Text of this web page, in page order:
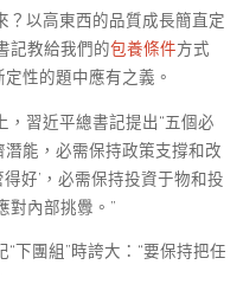
？以高東西的品質成長簡直定
記教給我們的包養條件方式
性的題中應有之義。
習近平總書記提出“五個必
潛能，必需保持政策支撐和改
得好’，必需保持投資于物和投
對內部挑釁。”
下團組”時誇大：“要保持把任